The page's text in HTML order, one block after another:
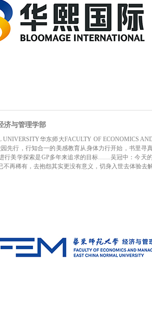
济与管理学部
UNIVERSITY华东师大FACULTY OF ECONOMICS
先行，行知合一的美感教育从身体力行开始，书里寻
行美学探索是GP多年来追求的目标……吴冠中：今天
不再稀有，去抱怨其实更没有意义，切身入世去体验去